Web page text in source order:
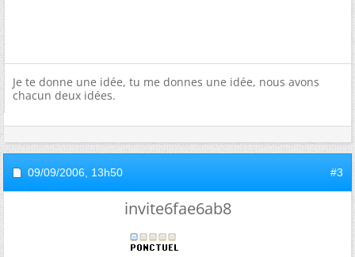
Je te donne une idée, tu me donnes une idée, nous avons
chacun deux idées.
09/09/2006, 13h50 #3
invite6fae6ab8